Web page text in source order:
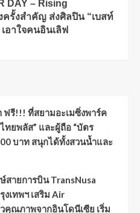
DAY – Rising
ครั้งสำคัญ ส่งศิลปิน “เบสท์
อาใจคนอินเลิฟ
ฟรี!!! ที่สยามอะเมซิ่งพาร์ค
ทยพลัส” และผู้ถือ “บัตร
บาท สนุกได้ทั้งสวนน้ำและ
ายการบิน TransNusa
เทพฯ เสริม Air
คุณภาพจากอินโดนีเซีย เริ่ม